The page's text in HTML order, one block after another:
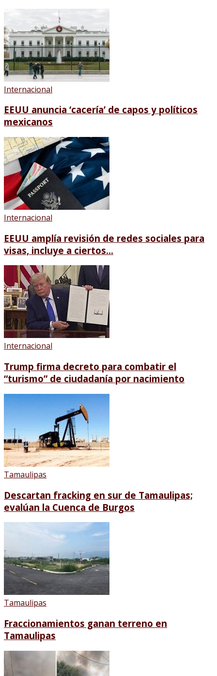
Internacional
EEUU anuncia ‘cacería’ de capos y políticos
mexicanos
Internacional
EEUU amplía revisión de redes sociales para
visas, incluye a ciertos...
Internacional
Trump firma decreto para combatir el
“turismo” de ciudadanía por nacimiento
Tamaulipas
Descartan fracking en sur de Tamaulipas;
evalúan la Cuenca de Burgos
Tamaulipas
Fraccionamientos ganan terreno en
Tamaulipas